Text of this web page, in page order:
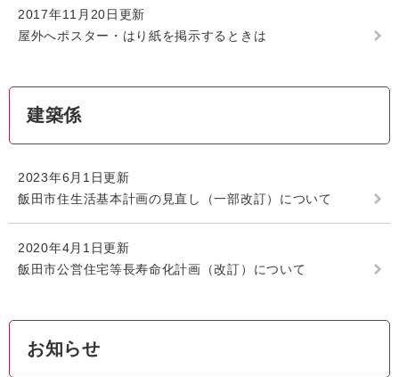
2017年11月20日更新
屋外へポスター・はり紙を掲示するときは
建築係
2023年6月1日更新
飯田市住生活基本計画の見直し（一部改訂）について
2020年4月1日更新
飯田市公営住宅等長寿命化計画（改訂）について
お知らせ